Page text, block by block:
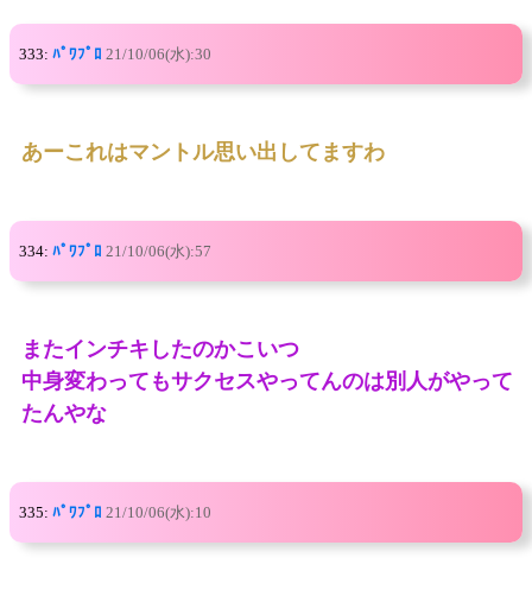
333: ﾊﾟﾜﾌﾟﾛ 21/10/06(水):30
あーこれはマントル思い出してますわ
334: ﾊﾟﾜﾌﾟﾛ 21/10/06(水):57
またインチキしたのかこいつ
中身変わってもサクセスやってんのは別人がやって
たんやな
335: ﾊﾟﾜﾌﾟﾛ 21/10/06(水):10